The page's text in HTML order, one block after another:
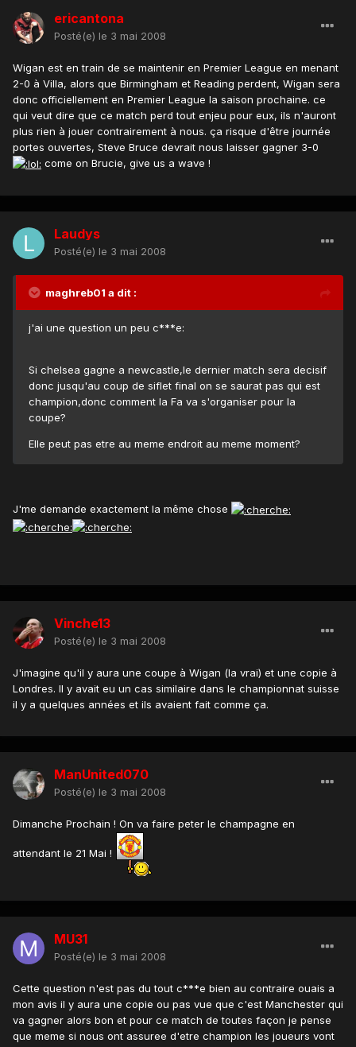
ericantona
Posté(e) le 3 mai 2008
Wigan est en train de se maintenir en Premier League en menant
2-0 à Villa, alors que Birmingham et Reading perdent, Wigan sera
donc officiellement en Premier League la saison prochaine. ce
qui veut dire que ce match perd tout enjeu pour eux, ils n'auront
plus rien à jouer contrairement à nous. ça risque d'être journée
portes ouvertes, Steve Bruce devrait nous laisser gagner 3-0
come on Brucie, give us a wave !
Laudys
Posté(e) le 3 mai 2008
maghreb01 a dit :
j'ai une question un peu c***e:
Si chelsea gagne a newcastle,le dernier match sera decisif
donc jusqu'au coup de siflet final on se saurat pas qui est
champion,donc comment la Fa va s'organiser pour la
coupe?
Elle peut pas etre au meme endroit au meme moment?
J'me demande exactement la même chose
Vinche13
Posté(e) le 3 mai 2008
J'imagine qu'il y aura une coupe à Wigan (la vrai) et une copie à
Londres. Il y avait eu un cas similaire dans le championnat suisse
il y a quelques années et ils avaient fait comme ça.
ManUnited070
Posté(e) le 3 mai 2008
Dimanche Prochain ! On va faire peter le champagne en
attendant le 21 Mai !
MU31
Posté(e) le 3 mai 2008
Cette question n'est pas du tout c***e bien au contraire ouais a
mon avis il y aura une copie ou pas vue que c'est Manchester qui
va gagner alors bon et pour ce match de toutes façon je pense
que meme si nous ont assuree d'etre champion les joueurs vont